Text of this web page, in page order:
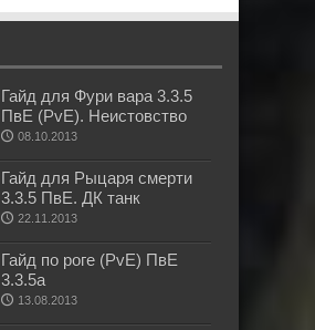
Гайд для Фури вара 3.3.5
ПвЕ (PvE). Неистовство
08.10.2013
Гайд для Рыцаря смерти
3.3.5 ПвЕ. ДК танк
22.11.2013
Гайд по роге (PvE) ПвЕ
3.3.5а
13.08.2013